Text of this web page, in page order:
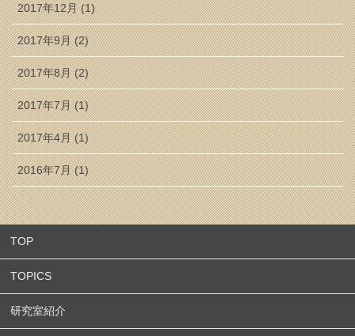
2017年12月 (1)
2017年9月 (2)
2017年8月 (2)
2017年7月 (1)
2017年4月 (1)
2016年7月 (1)
TOP
TOPICS
研究室紹介